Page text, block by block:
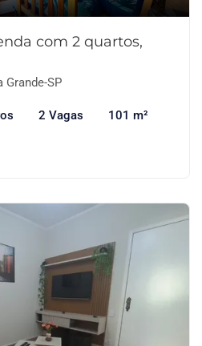
com 2 quartos,
Grande-SP
2 Vagas 101 m²